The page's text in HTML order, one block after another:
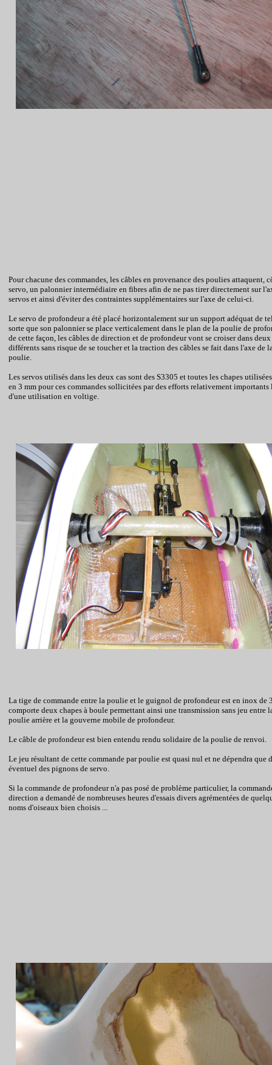
Pour chacune des commandes, les câbles en provenance des poulies attaquent,
servo, un palonnier intermédiaire en fibres afin de ne pas tirer directement sur
servos et ainsi d'éviter des contraintes supplémentaires sur l'axe de celui-ci.
Le servo de profondeur a été placé horizontalement sur un support adéquat de
sorte que son palonnier se place verticalement dans le plan de la poulie de
de cette façon, les câbles de direction et de profondeur vont se croiser dans
différents sans risque de se toucher et la traction des câbles se fait dans l'axe de
poulie.
Les servos utilisés dans les deux cas sont des S3305 et toutes les chapes
en 3 mm pour ces commandes sollicitées par des efforts relativement importants
d'une utilisation en voltige.
La tige de commande entre la poulie et le guignol de profondeur est en inox de
comporte deux chapes à boule permettant ainsi une transmission sans jeu entre
poulie arrière et la gouverne mobile de profondeur.
Le câble de profondeur est bien entendu rendu solidaire de la poulie de renvoi.
Le jeu résultant de cette commande par poulie est quasi nul et ne dépendra que
éventuel des pignons de servo.
Si la commande de profondeur n'a pas posé de problème particulier, la
direction a demandé de nombreuses heures d'essais divers agrémentées de
noms d'oiseaux bien choisis ...